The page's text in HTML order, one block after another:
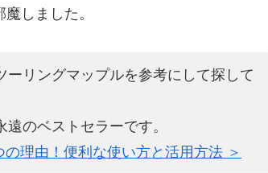
しました。
リングマップルを参考にして探して
のベストセラーです。
理由！便利な使い方と活用方法 ＞